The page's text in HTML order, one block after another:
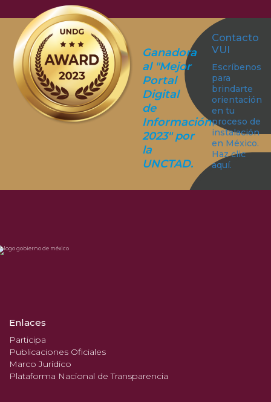
Ganadora
al "Mejor
Portal
Digital
de
Información
2023" por
la
UNCTAD.
Contacto
VUI
Escríbenos
para
brindarte
orientación
en tu
proceso de
instalación
en México.
Haz clic
aquí.
Enlaces
Participa
Publicaciones Oficiales
Marco Jurídico
Plataforma Nacional de Transparencia